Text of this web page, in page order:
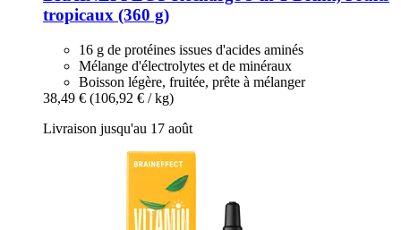
tropicaux (360 g)
16 g de protéines issues d'acides aminés
Mélange d'électrolytes et de minéraux
Boisson légère, fruitée, prête à mélanger
38,49 € (106,92 € / kg)
Livraison jusqu'au 17 août